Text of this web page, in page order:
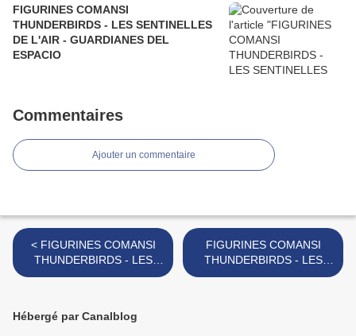
FIGURINES COMANSI
THUNDERBIRDS - LES SENTINELLES
DE L'AIR - GUARDIANES DEL
ESPACIO
Commentaires
Ajouter un commentaire
< FIGURINES COMANSI
THUNDERBIRDS - LES
SENTINELLES DE L'AIRE -
FIGURINES COMANSI
THUNDERBIRDS - LES
SENTINELLES DE L'AIR -
Hébergé par Canalblog